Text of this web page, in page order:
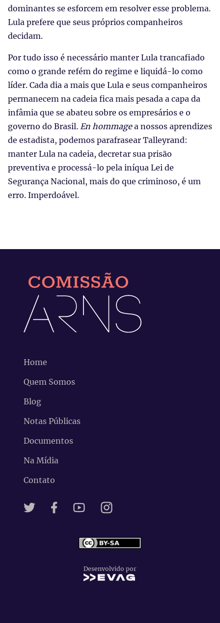
dominantes se esforcem em resolver esse problema.
Lula prefere que seus próprios companheiros
decidam.
Por tudo isso é necessário manter Lula trancafiado
como o grande refém do regime e liquidá-lo como
líder. Cada dia a mais que Lula e seus companheiros
permanecem na cadeia fica mais pesada a capa da
infâmia que se abateu sobre os empresários e o
governo do Brasil. En hommagea nossos aprendizes
de estadista, podemos parafrasear Talleyrand:
manter Lula na cadeia, decretar sua prisão
preventiva e processá-lo pela iníqua Lei de
Segurança Nacional, mais do que criminoso, é um
erro. Imperdoável.
Home
Quem Somos
Blog
Notas Públicas
Documentos
Na Mídia
Contato
Desenvolvido por